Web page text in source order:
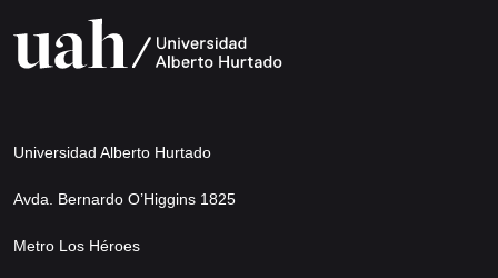
Universidad Alberto Hurtado
Avda. Bernardo O’Higgins 1825
Metro Los Héroes